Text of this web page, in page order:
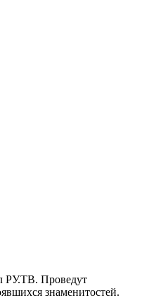
РУ.ТВ. Проведут
знаменитостей.